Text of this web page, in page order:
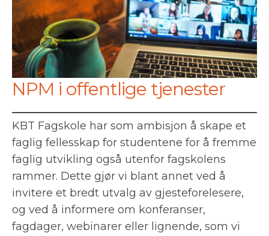
NPM i offentlige tjenester
KBT Fagskole har som ambisjon å skape et
faglig fellesskap for studentene for å fremme
faglig utvikling også utenfor fagskolens
rammer. Dette gjør vi blant annet ved å
invitere et bredt utvalg av gjesteforelesere,
og ved å informere om konferanser,
fagdager, webinarer eller lignende, som vi